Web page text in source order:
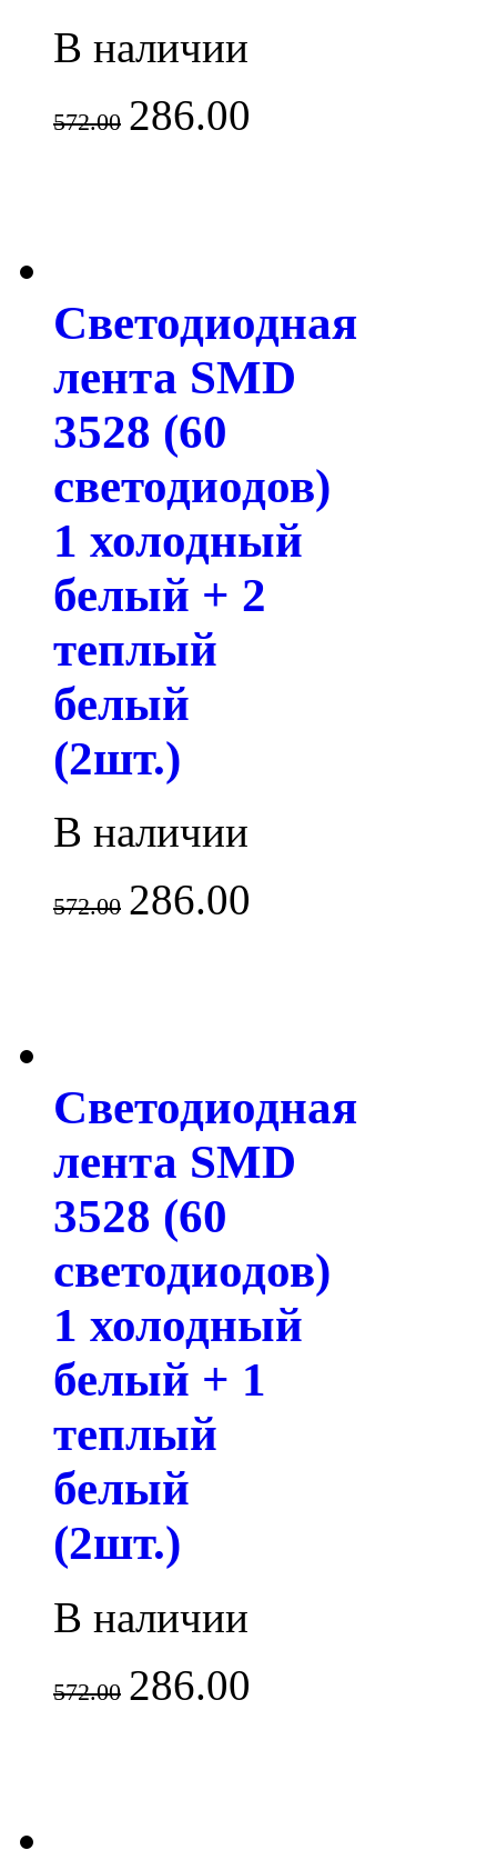
В наличии
572.00 286.00
Светодиодная
лента SMD
3528 (60
светодиодов)
1 холодный
белый + 2
теплый
белый
(2шт.)
В наличии
572.00 286.00
Светодиодная
лента SMD
3528 (60
светодиодов)
1 холодный
белый + 1
теплый
белый
(2шт.)
В наличии
572.00 286.00